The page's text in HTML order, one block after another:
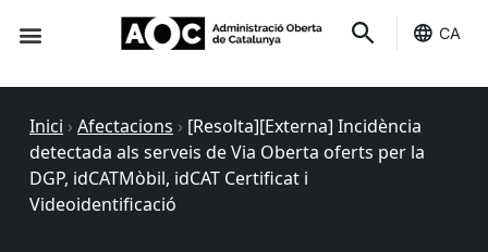
CA
Inici › Afectacions › [Resolta][Externa] Incidència
detectada als serveis de Via Oberta oferts per la
DGP, idCATMòbil, idCAT Certificat i
Videoidentificació